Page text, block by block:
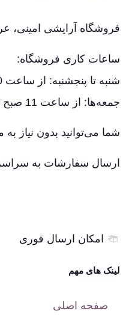
فروشگاه آرایشی امینی،
ساعات کاری فروشگاه:
شنبه تا پنجشنبه: از ساعت 10 صبح تا 9 شب
جمعه‌ها: از ساعت 11 صبح تا 2 ظهر و 4 بعدازظهر تا 9 شب
شما می‌توانید بدون نیاز
ارسال سفارشات به
امکان ارسال فوری
لینک های مهم
صفحه اصلی